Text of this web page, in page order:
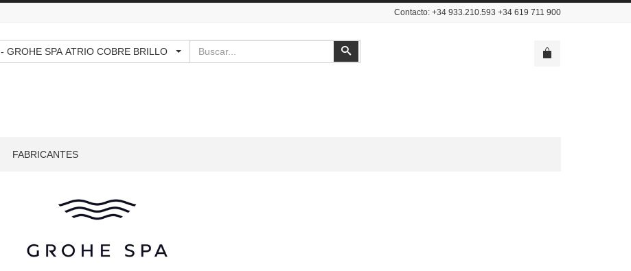
Contacto: +34 933.210.593 +34 619 711 900
- - - GROHE SPA ATRIO COBRE BRILLO Buscar
FABRICANTES